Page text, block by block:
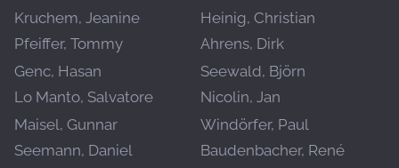
Kruchem, Jeanine
Pfeiffer, Tommy
Heinig, Christian
Ahrens, Dirk
Genc, Hasan
Lo Manto, Salvatore
Seewald, Björn
Nicolin, Jan
Maisel, Gunnar
Seemann, Daniel
Windörfer, Paul
Baudenbacher, René